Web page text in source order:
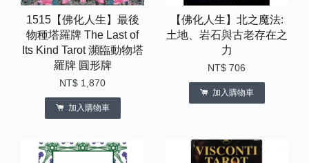
1515【佛化人生】最後
物種塔羅牌 The Last of
Its Kind Tarot 瀕臨動物塔
羅牌 圓形牌
NT$ 1,870
加入購物車
【佛化人生】北之魔法:
土地、岩石與古老存在之
力
NT$ 706
加入購物車